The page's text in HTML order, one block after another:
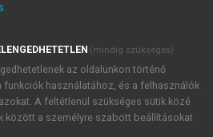
Kiadó Zrt. újdonságairól,
foglaltakat tudomásul
feltételeket, valamint a szotar.netés a
foglaltakat
elfogadom.
(mindig szükséges)
az oldalunkon történő
funkciók használatához, és a felhasználók
A feltétlenül szükséges sütik közé
között a személyre szabott beállításokat